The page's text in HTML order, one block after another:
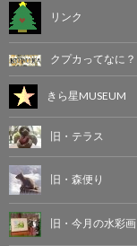
リンク
クプカってなに？
きら星MUSEUM
旧・テラス
旧・森便り
旧・今月の水彩画